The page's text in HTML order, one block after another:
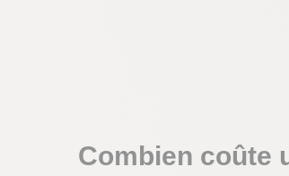
Combien coûte